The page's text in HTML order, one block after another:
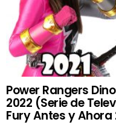
Power Rangers
2022 (Serie de
Fury Antes y Ahora